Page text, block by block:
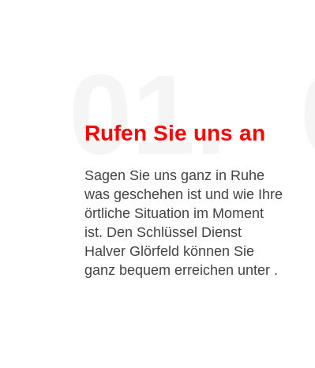
01.
Rufen Sie uns an
Sagen Sie uns ganz in Ruhe
was geschehen ist und wie Ihre
örtliche Situation im Moment
ist. Den Schlüssel Dienst
Halver Glörfeld können Sie
ganz bequem erreichen unter .